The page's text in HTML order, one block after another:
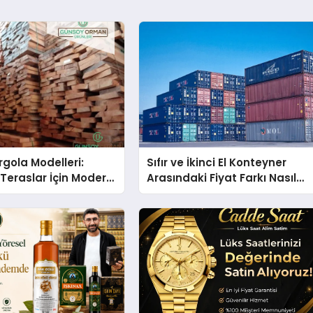
Modelleri:
İçin Modern
Sıfır ve İkinci El Konteyner
Arasındaki Fiyat Farkı Nasıl
Oluşur?